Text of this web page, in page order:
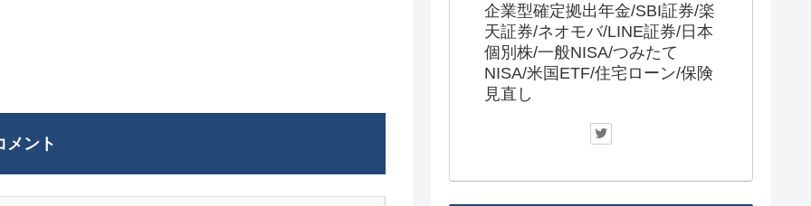
メント
企業型確定拠出年金/SBI証券/楽
天証券/ネオモバ/LINE証券/日本
個別株/一般NISA/つみたて
NISA/米国ETF/住宅ローン/保険
見直し